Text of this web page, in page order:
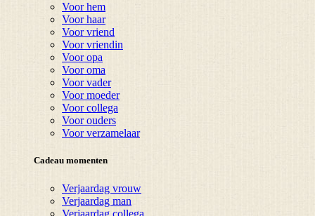
Voor hem
Voor haar
Voor vriend
Voor vriendin
Voor opa
Voor oma
Voor vader
Voor moeder
Voor collega
Voor ouders
Voor verzamelaar
Cadeau momenten
Verjaardag vrouw
Verjaardag man
Verjaardag collega